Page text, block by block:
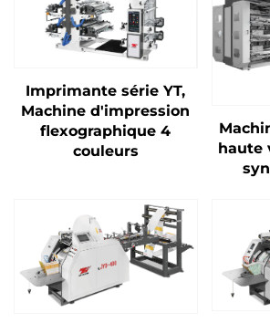
Imprimante série YT,
Machine d'impression
flexographique 4
couleurs
haute